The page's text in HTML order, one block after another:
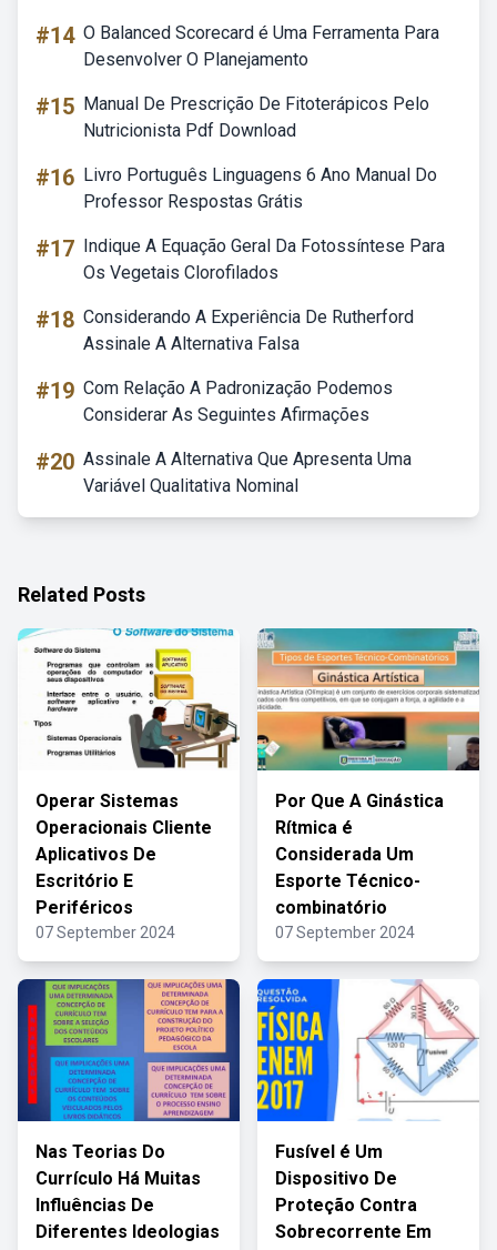
#14 O Balanced Scorecard é Uma Ferramenta Para
Desenvolver O Planejamento
#15 Manual De Prescrição De Fitoterápicos Pelo
Nutricionista Pdf Download
#16 Livro Português Linguagens 6 Ano Manual Do
Professor Respostas Grátis
#17 Indique A Equação Geral Da Fotossíntese Para
Os Vegetais Clorofilados
#18 Considerando A Experiência De Rutherford
Assinale A Alternativa Falsa
#19 Com Relação A Padronização Podemos
Considerar As Seguintes Afirmações
#20 Assinale A Alternativa Que Apresenta Uma
Variável Qualitativa Nominal
Related Posts
Operar Sistemas
Operacionais Cliente
Aplicativos De
Escritório E
Periféricos
07 September 2024
Por Que A Ginástica
Rítmica é
Considerada Um
Esporte Técnico-
combinatório
07 September 2024
Nas Teorias Do
Currículo Há Muitas
Influências De
Diferentes Ideologias
Fusível é Um
Dispositivo De
Proteção Contra
Sobrecorrente Em